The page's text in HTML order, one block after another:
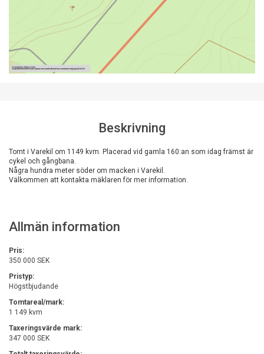
Beskrivning
Tomt i Varekil om 1149 kvm. Placerad vid gamla 160:an som idag främst är
cykel och gångbana.
Några hundra meter söder om macken i Varekil.
Välkommen att kontakta mäklaren för mer information.
Allmän information
Pris:
350 000 SEK
Pristyp:
Högstbjudande
Tomtareal/mark:
1 149 kvm
Taxeringsvärde mark:
347 000 SEK